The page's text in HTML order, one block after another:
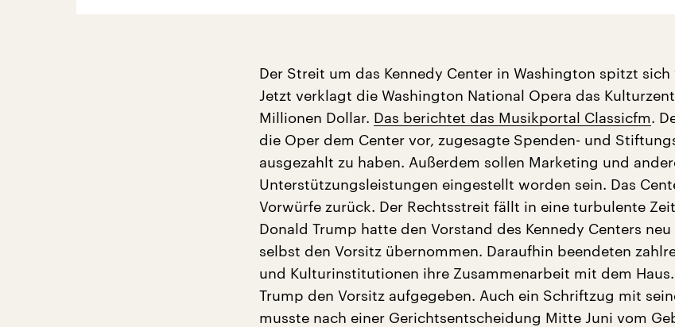
Der Streit um das Kennedy Center in Washington spitzt sich
Jetzt verklagt die Washington National Opera das
Millionen Dollar. Das berichtet das Musikportal Classicfm.
die Oper dem Center vor, zugesagte Spenden- und
ausgezahlt zu haben. Außerdem sollen Marketing und
Unterstützungsleistungen eingestellt worden sein. Das
Vorwürfe zurück. Der Rechtsstreit fällt in eine turbulente
Donald Trump hatte den Vorstand des Kennedy Centers
selbst den Vorsitz übernommen. Daraufhin beendeten
und Kulturinstitutionen ihre Zusammenarbeit mit dem
Trump den Vorsitz aufgegeben. Auch ein Schriftzug mit
musste nach einer Gerichtsentscheidung Mitte Juni vom